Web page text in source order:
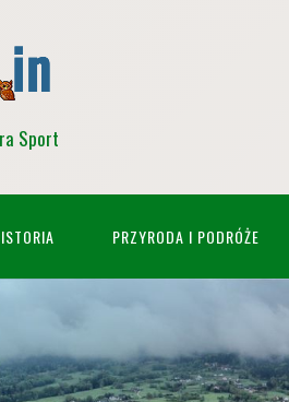
Sport
PRZYRODA I PODRÓŻE